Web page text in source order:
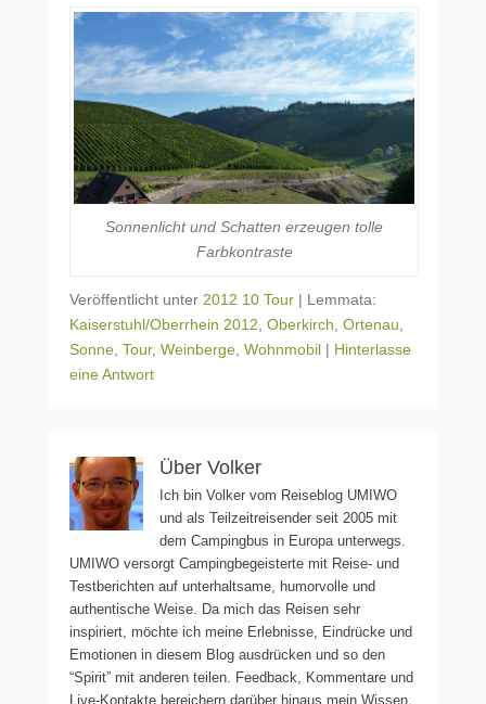
Sonnenlicht und Schatten erzeugen tolle
Farbkontraste
Veröffentlicht unter 2012 10 Tour | Lemmata:
Kaiserstuhl/Oberrhein 2012 Oberkirch Ortenau
Sonne Tour, Weinberge Wohnmobil | Hinterlasse
eine Antwort
Über Volker
Ich bin Volker vom Reiseblog UMIWO
und als Teilzeitreisender seit 2005 mit
dem Campingbus in Europa unterwegs.
UMIWO versorgt Campingbegeisterte mit Reise- und
Testberichten auf unterhaltsame, humorvolle und
authentische Weise. Da mich das Reisen sehr
inspiriert, möchte ich meine Erlebnisse, Eindrücke und
Emotionen in diesem Blog ausdrücken und so den
“Spirit” mit anderen teilen. Feedback, Kommentare und
Live-Kontakte bereichern darüber hinaus mein Wissen,